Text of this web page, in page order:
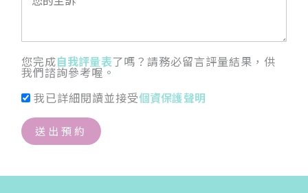
您完成自我評量表了嗎？請務必留言評量結果，供
我們諮詢參考喔。
我已詳細閱讀並接受個資保護聲明
送出預約